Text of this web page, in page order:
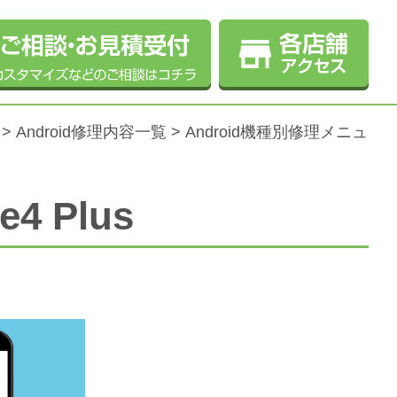
Android修理内容一覧 > Android機種別修理メニュ
Plus